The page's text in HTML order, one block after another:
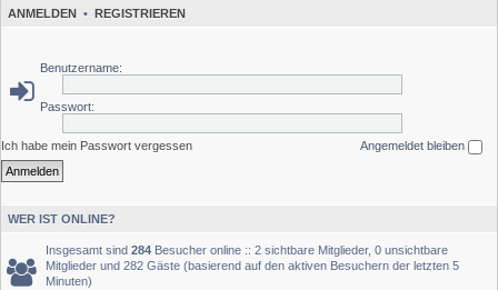
ANMELDEN • REGISTRIEREN
Benutzername:
Passwort:
Ich habe mein Passwort vergessen Angemeldet bleiben
WER IST ONLINE?
Insgesamt sind 284 Besucher online :: 2 sichtbare Mitglieder, 0 unsichtbare
Mitglieder und 282 Gäste (basierend auf den aktiven Besuchern der letzten 5
Minuten)